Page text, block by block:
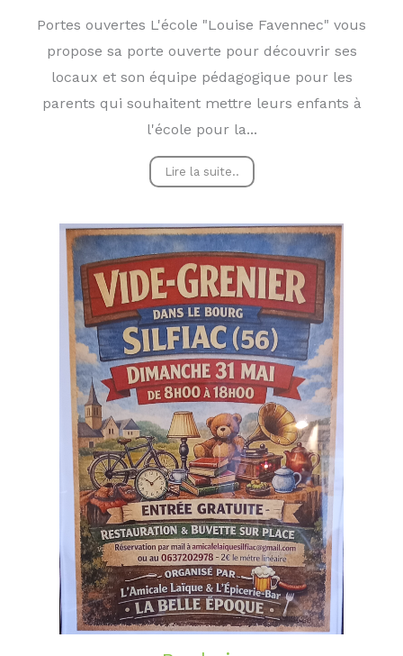
Portes ouvertes L'école "Louise Favennec" vous
propose sa porte ouverte pour découvrir ses
locaux et son équipe pédagogique pour les
parents qui souhaitent mettre leurs enfants à
l'école pour la...
Lire la suite..